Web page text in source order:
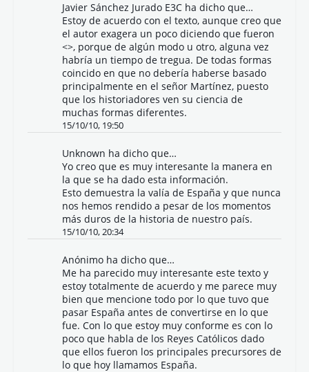
Javier Sánchez Jurado E3C ha dicho que…
Estoy de acuerdo con el texto, aunque creo que
el autor exagera un poco diciendo que fueron
<>, porque de algún modo u otro, alguna vez
habría un tiempo de tregua. De todas formas
coincido en que no debería haberse basado
principalmente en el señor Martínez, puesto
que los historiadores ven su ciencia de
muchas formas diferentes.
15/10/10, 19:50
Unknown ha dicho que…
Yo creo que es muy interesante la manera en
la que se ha dado esta información.
Esto demuestra la valía de España y que nunca
nos hemos rendido a pesar de los momentos
más duros de la historia de nuestro país.
15/10/10, 20:34
Anónimo ha dicho que…
Me ha parecido muy interesante este texto y
estoy totalmente de acuerdo y me parece muy
bien que mencione todo por lo que tuvo que
pasar España antes de convertirse en lo que
fue. Con lo que estoy muy conforme es con lo
poco que habla de los Reyes Católicos dado
que ellos fueron los principales precursores de
lo que hoy llamamos España.